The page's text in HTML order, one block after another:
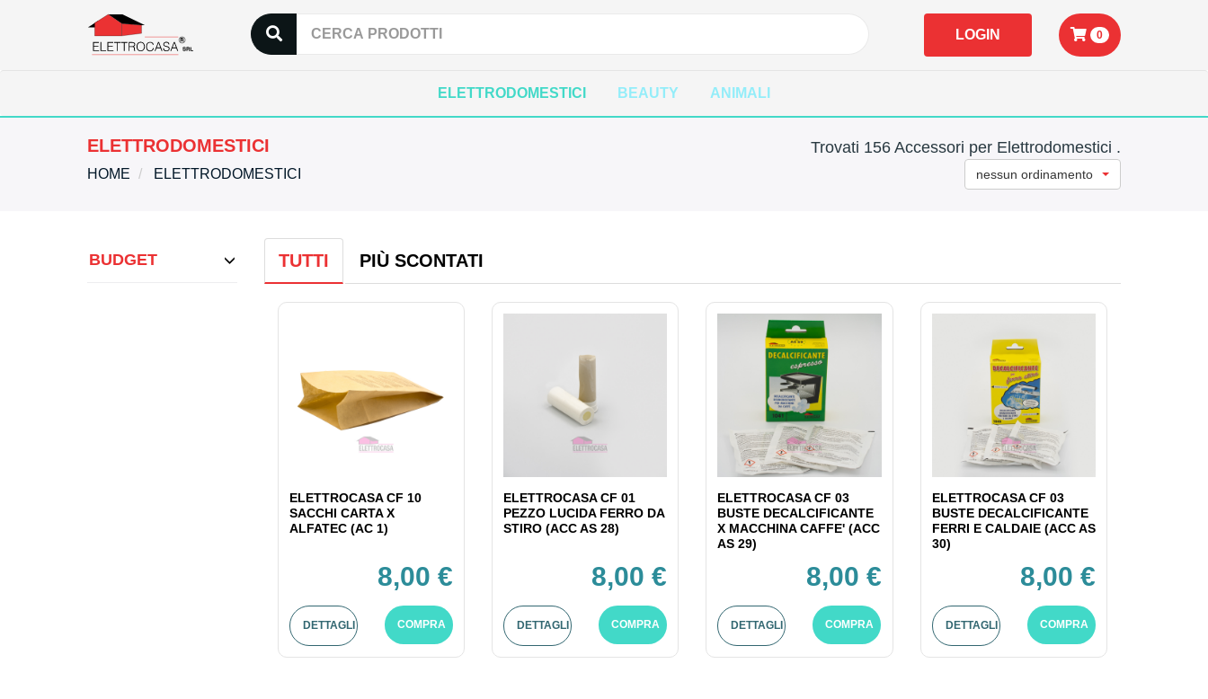
LOGIN 0
ELETTRODOMESTICI BEAUTY ANIMALI
ELETTRODOMESTICI
HOME ELETTRODOMESTICI
Trovati 156 Accessori per Elettrodomestici .
nessun ordinamento
BUDGET TUTTI PIÙ SCONTATI
ELETTROCASA CF 10
SACCHI CARTA X
ALFATEC (AC 1)
8,00 €
DETTAGLI COMPRA
ELETTROCASA CF 01
PEZZO LUCIDA FERRO DA
STIRO (ACC AS 28)
8,00 €
DETTAGLI COMPRA
ELETTROCASA CF 03
BUSTE DECALCIFICANTE
X MACCHINA CAFFE' (ACC
AS 29)
8,00 €
DETTAGLI COMPRA
ELETTROCASA CF 03
BUSTE DECALCIFICANTE
FERRI E CALDAIE (ACC AS
30)
8,00 €
DETTAGLI COMPRA